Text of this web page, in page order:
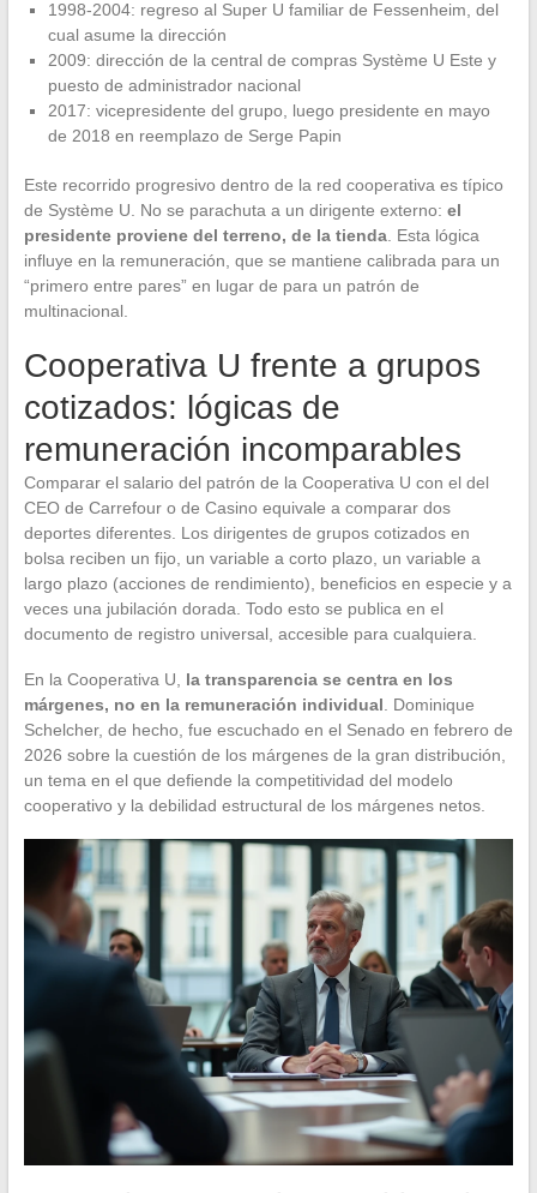
1998-2004: regreso al Super U familiar de Fessenheim, del
cual asume la dirección
2009: dirección de la central de compras Système U Este y
puesto de administrador nacional
2017: vicepresidente del grupo, luego presidente en mayo
de 2018 en reemplazo de Serge Papin
Este recorrido progresivo dentro de la red cooperativa es típico
de Système U. No se parachuta a un dirigente externo: el
presidente proviene del terreno, de la tienda. Esta lógica
influye en la remuneración, que se mantiene calibrada para un
“primero entre pares” en lugar de para un patrón de
multinacional.
Cooperativa U frente a grupos
cotizados: lógicas de
remuneración incomparables
Comparar el salario del patrón de la Cooperativa U con el del
CEO de Carrefour o de Casino equivale a comparar dos
deportes diferentes. Los dirigentes de grupos cotizados en
bolsa reciben un fijo, un variable a corto plazo, un variable a
largo plazo (acciones de rendimiento), beneficios en especie y a
veces una jubilación dorada. Todo esto se publica en el
documento de registro universal, accesible para cualquiera.
En la Cooperativa U, la transparencia se centra en los
márgenes, no en la remuneración individual . Dominique
Schelcher, de hecho, fue escuchado en el Senado en febrero de
2026 sobre la cuestión de los márgenes de la gran distribución,
un tema en el que defiende la competitividad del modelo
cooperativo y la debilidad estructural de los márgenes netos.